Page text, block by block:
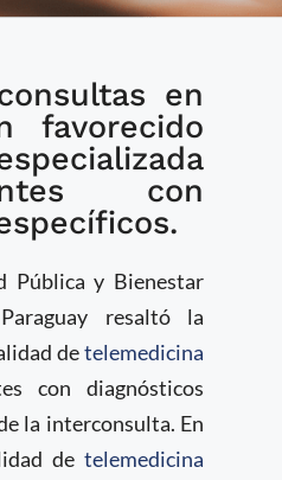
en
favorecido
con
Pública y Bienestar
resaltó la
detelemedicina
con diagnósticos
la interconsulta. En
de telemedicina